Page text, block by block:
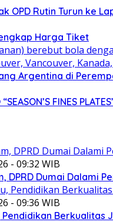
OPD Rutin Turun ke
Harga Tiket
Argentina di
FINES
- 09:32 WIB
Dumai Dalami
- 09:36 WIB
Berkualitas